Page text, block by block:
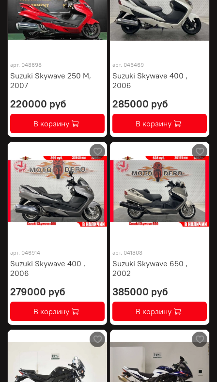
арт. 048698
Suzuki Skywave 250 M,
2007
220000 руб
В корзину
арт. 046469
Suzuki Skywave 400 ,
2006
285000 руб
В корзину
арт. 046914
Suzuki Skywave 400 ,
2006
279000 руб
В корзину
арт. 041308
Suzuki Skywave 650 ,
2002
385000 руб
В корзину